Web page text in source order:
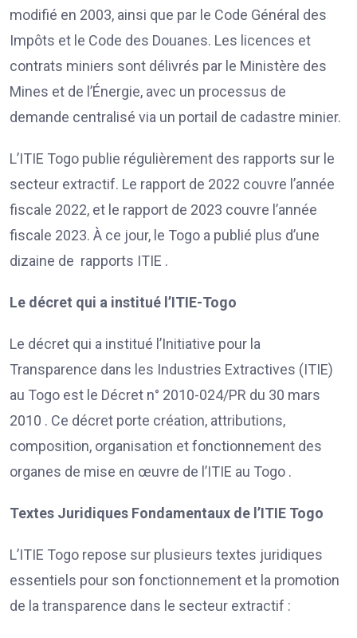
modifié en 2003, ainsi que par le Code Général des
Impôts et le Code des Douanes. Les licences et
contrats miniers sont délivrés par le Ministère des
Mines et de l’Énergie, avec un processus de
demande centralisé via un portail de cadastre minier.
L’ITIE Togo publie régulièrement des rapports sur le
secteur extractif. Le rapport de 2022 couvre l’année
fiscale 2022, et le rapport de 2023 couvre l’année
fiscale 2023. À ce jour, le Togo a publié plus d’une
dizaine de rapports ITIE .
Le décret qui a institué l’ITIE-Togo
Le décret qui a institué l’Initiative pour la
Transparence dans les Industries Extractives (ITIE)
au Togo est le Décret n° 2010-024/PR du 30 mars
2010 . Ce décret porte création, attributions,
composition, organisation et fonctionnement des
organes de mise en œuvre de l’ITIE au Togo .
Textes Juridiques Fondamentaux de l’ITIE Togo
L’ITIE Togo repose sur plusieurs textes juridiques
essentiels pour son fonctionnement et la promotion
de la transparence dans le secteur extractif :